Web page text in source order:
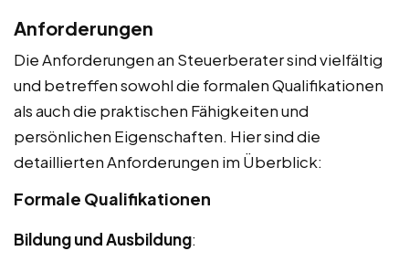
Anforderungen
Die Anforderungen an Steuerberater sind vielfältig
und betreffen sowohl die formalen Qualifikationen
als auch die praktischen Fähigkeiten und
persönlichen Eigenschaften. Hier sind die
detaillierten Anforderungen im Überblick:
Formale Qualifikationen
Bildung und Ausbildung: